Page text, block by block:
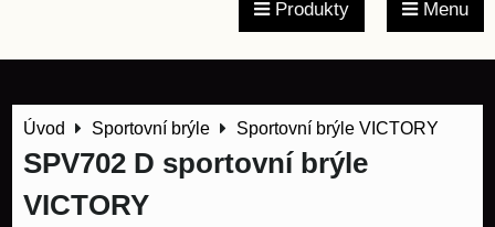
Produkty Menu
Úvod Sportovní brýle Sportovní brýle VICTORY
SPV702 D sportovní brýle
VICTORY